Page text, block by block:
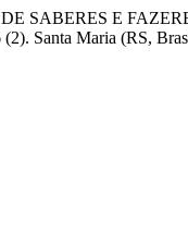
DE SABERES E
(2). Santa Maria (RS,